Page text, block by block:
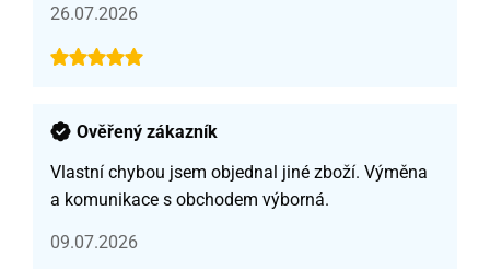
26.07.2026
Ověřený zákazník
Vlastní chybou jsem objednal jiné zboží. Výměna
a komunikace s obchodem výborná.
09.07.2026